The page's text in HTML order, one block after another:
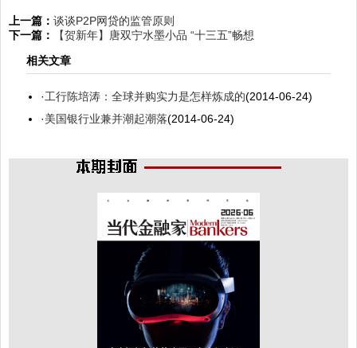
上一篇： 谈谈P2P网贷的监管原则
下一篇：
【贺新年】唐双宁水墨小品 “十三五”畅想
相关文章
·工行陈培涛：全球并购实力是怎样炼成的(2014-06-24)
·美国银行业兼并潮起潮落(2014-06-24)